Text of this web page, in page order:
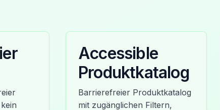
Accessible
Produktkatalog
Barrierefreier Produktkatalog
mit zugänglichen Filtern,